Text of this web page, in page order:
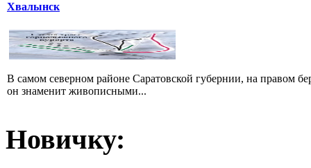
Хвалынск
В самом северном районе Саратовской губернии, на правом
он знаменит живописными...
Новичку: